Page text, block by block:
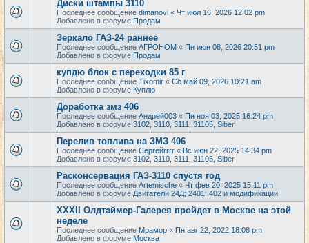
Диски штампы 3110
Последнее сообщение dimanovi « Чт июл 16, 2026 12:02 pm
Добавлено в форуме Продам
Зеркало ГАЗ-24 раннее
Последнее сообщение АГРОНОМ « Пн июн 08, 2026 20:51 pm
Добавлено в форуме Продам
купдю блок с переходки 85 г
Последнее сообщение Tixomir « Сб май 09, 2026 10:21 am
Добавлено в форуме Куплю
Доработка змз 406
Последнее сообщение Андрей003 « Пн ноя 03, 2025 16:24 pm
Добавлено в форуме 3102, 3110, 3111, 31105, Siber
Перелив топлива на ЗМЗ 406
Последнее сообщение Сергейrrrr « Вс июн 22, 2025 14:34 pm
Добавлено в форуме 3102, 3110, 3111, 31105, Siber
Расконсервация ГАЗ-3110 спустя год
Последнее сообщение Artemische « Чт фев 20, 2025 15:11 pm
Добавлено в форуме Двигатели 24Д; 2401; 402 и модификации
XXXII Олдтаймер-Галерея пройдет в Москве на этой
неделе
Последнее сообщение Мрамор « Пн авг 22, 2022 18:08 pm
Добавлено в форуме Москва